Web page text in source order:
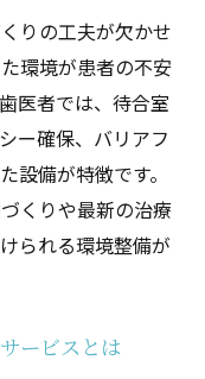
りの工夫が欠かせ
環境が患者の不安
医者では、待合室
ー確保、バリアフ
設備が特徴です。
くりや最新の治療
られる環境整備が
ービスとは